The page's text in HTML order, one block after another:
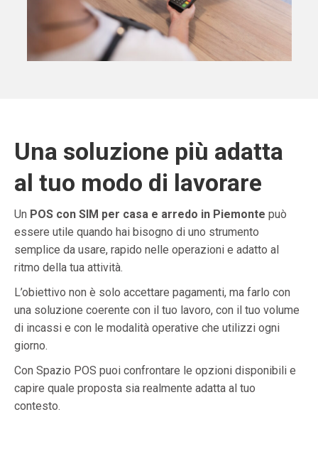
Una soluzione più adatta
al tuo modo di lavorare
Un POS con SIM per casa e arredo in Piemonte può
essere utile quando hai bisogno di uno strumento
semplice da usare, rapido nelle operazioni e adatto al
ritmo della tua attività.
L’obiettivo non è solo accettare pagamenti, ma farlo con
una soluzione coerente con il tuo lavoro, con il tuo volume
di incassi e con le modalità operative che utilizzi ogni
giorno.
Con Spazio POS puoi confrontare le opzioni disponibili e
capire quale proposta sia realmente adatta al tuo
contesto.